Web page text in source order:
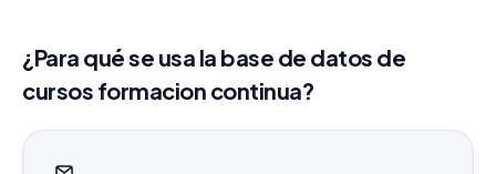
¿Para qué se usa la base de datos de
cursos formacion continua?